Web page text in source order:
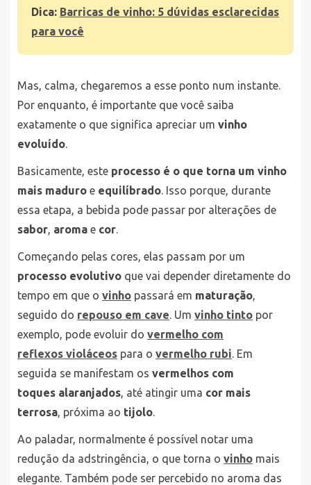
Dica: Barricas de vinho: 5 dúvidas esclarecidas
para você
Mas, calma, chegaremos a esse ponto num instante.
Por enquanto, é importante que você saiba
exatamente o que significa apreciar um vinho
evoluído.
Basicamente, este processo é o que torna um vinho
mais maduro e equilíbrado. Isso porque, durante
essa etapa, a bebida pode passar por alterações de
sabor, aroma e cor.
Começando pelas cores, elas passam por um
processo evolutivo que vai depender diretamente do
tempo em que o vinho passará em maturação,
seguido do repouso em cave. Um vinho tinto por
exemplo, pode evoluir do vermelho com
reflexos violáceos para o vermelho rubi. Em
seguida se manifestam os vermelhos com
toques alaranjados, até atingir uma cor mais
terrosa, próxima ao tijolo.
Ao paladar, normalmente é possível notar uma
redução da adstringência, o que torna o vinho mais
elegante. Também pode ser percebido no aroma das